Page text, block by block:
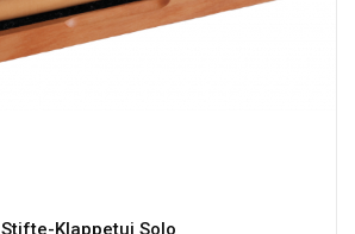
Stifte-Klappetui Solo